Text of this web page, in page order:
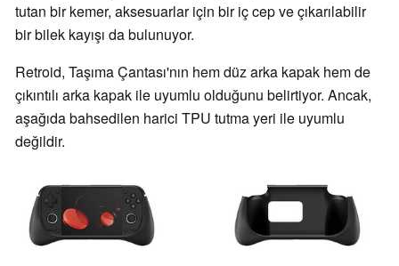
tutan bir kemer, aksesuarlar için bir iç cep ve çıkarılabilir
bir bilek kayışı da bulunuyor.
Retroid, Taşıma Çantası'nın hem düz arka kapak hem de
çıkıntılı arka kapak ile uyumlu olduğunu belirtiyor. Ancak,
aşağıda bahsedilen harici TPU tutma yeri ile uyumlu
değildir.